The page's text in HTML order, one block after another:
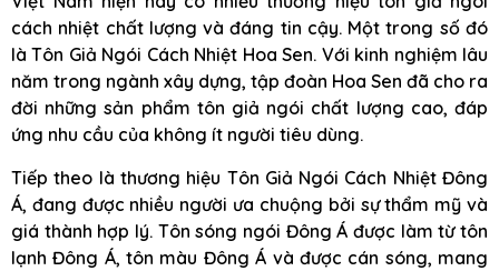
cách nhiệt chất lượng và đáng tin cậy. Một trong số đó
là Tôn Giả Ngói Cách Nhiệt Hoa Sen. Với kinh nghiệm lâu
năm trong ngành xây dựng, tập đoàn Hoa Sen đã cho ra
đời những sản phẩm tôn giả ngói chất lượng cao, đáp
ứng nhu cầu của không ít người tiêu dùng.
Tiếp theo là thương hiệu Tôn Giả Ngói Cách Nhiệt Đông
Á, đang được nhiều người ưa chuộng bởi sự thẩm mỹ và
giá thành hợp lý. Tôn sóng ngói Đông Á được làm từ tôn
lạnh Đông Á, tôn màu Đông Á và được cán sóng, mang